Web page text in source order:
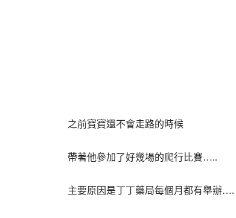
之前寶寶還不會走路的時候
帶著他參加了好幾場的爬行比賽…..
主要原因是丁丁藥局每個月都有舉辦….